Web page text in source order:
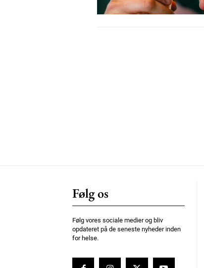
Følg os
Følg vores sociale medier og bliv
opdateret på de seneste nyheder inden
for helse.